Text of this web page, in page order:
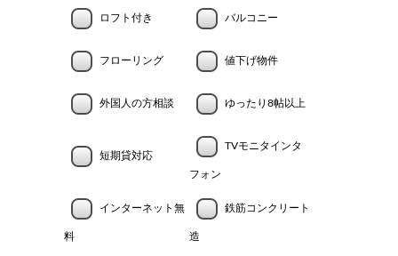
ロフト付き バルコニー
フローリング 値下げ物件
外国人の方相談 ゆったり8帖以上
短期貸対応
TVモニタインタ
フォン
インターネット無
料
鉄筋コンクリート
造